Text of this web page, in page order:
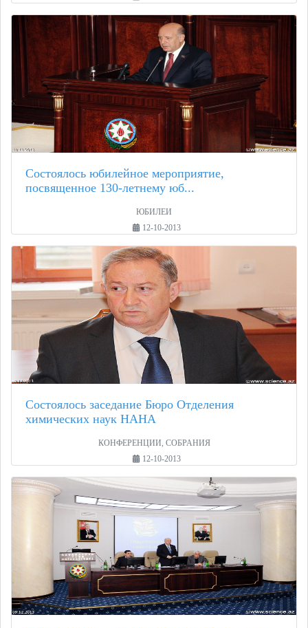
Состоялось юбилейное мероприятие,
посвященное 130-летнему юб...
ЮБИЛЕИ
12-10-2013
Состоялось заседание Бюро Отделения
химических наук НАНА
КОНФЕРЕНЦИИ, СОБРАНИЯ
12-10-2013